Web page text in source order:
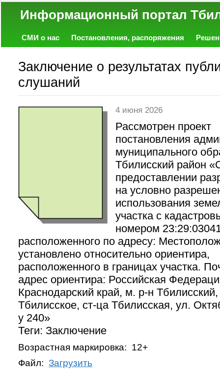
Информационный
СМИ о нас Постановления, распоряжения
Заключение о результатах
слушаний
4 июня 2026
Рассмотрен проект
постановления
муниципального
Тбилисский район
предоставлении
на условно
использования
участка с
номером
расположенного по адресу:
установлено относительно ориентира,
расположенного в границах участка.
адрес ориентира: Российская
Краснодарский край, м. р-н
Тбилисское, ст-ца Тбилисская, ул.
у 240»
Теги: Заключение
Возрастная маркировка: 12+
Файл: Загрузить